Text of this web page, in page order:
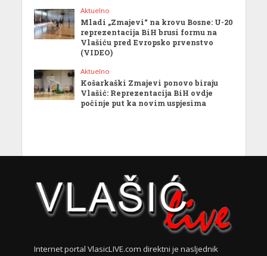
Aktuelno
Mladi „Zmajevi“ na krovu Bosne: U-20
reprezentacija BiH brusi formu na
Vlašiću pred Evropsko prvenstvo
(VIDEO)
Aktuelno
Košarkaški Zmajevi ponovo biraju
Vlašić: Reprezentacija BiH ovdje
počinje put ka novim uspjesima
Internet portal VlasicLIVE.com direktni je nasljednik